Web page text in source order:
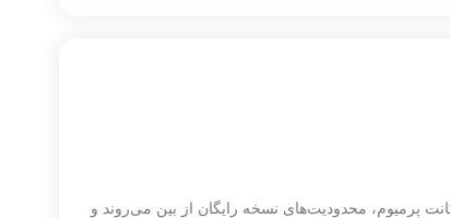
پرمیوم، محدودیت‌های نسخه رایگان از بین می‌روند و